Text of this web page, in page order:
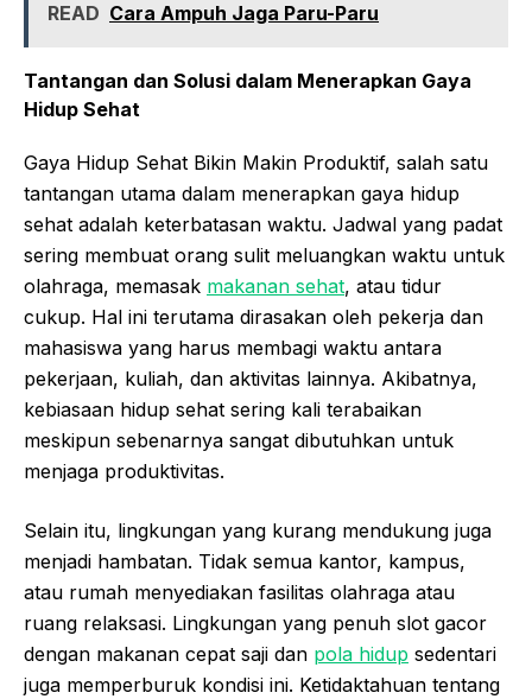
READ Cara Ampuh Jaga Paru-Paru
Tantangan dan Solusi dalam Menerapkan Gaya
Hidup Sehat
Gaya Hidup Sehat Bikin Makin Produktif, salah satu
tantangan utama dalam menerapkan gaya hidup
sehat adalah keterbatasan waktu. Jadwal yang padat
sering membuat orang sulit meluangkan waktu untuk
olahraga, memasak makanan sehat, atau tidur
cukup. Hal ini terutama dirasakan oleh pekerja dan
mahasiswa yang harus membagi waktu antara
pekerjaan, kuliah, dan aktivitas lainnya. Akibatnya,
kebiasaan hidup sehat sering kali terabaikan
meskipun sebenarnya sangat dibutuhkan untuk
menjaga produktivitas.
Selain itu, lingkungan yang kurang mendukung juga
menjadi hambatan. Tidak semua kantor, kampus,
atau rumah menyediakan fasilitas olahraga atau
ruang relaksasi. Lingkungan yang penuh slot gacor
dengan makanan cepat saji dan pola hidup sedentari
juga memperburuk kondisi ini. Ketidaktahuan tentang